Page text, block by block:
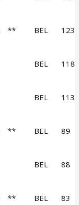
** BEL 123
BEL 118
BEL 113
** BEL 89
BEL 88
** BEL 83